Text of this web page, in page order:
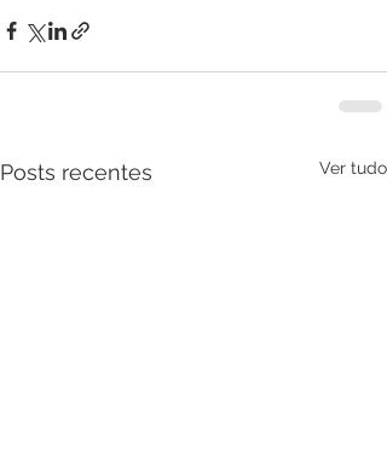
Posts recentes Ver tudo